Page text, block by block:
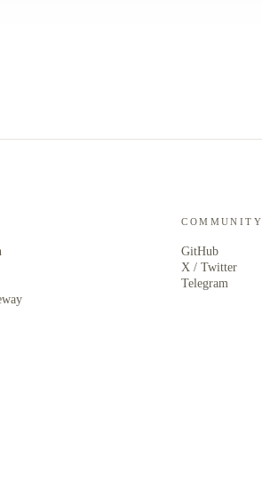
COMMUNITY
GitHub
X / Twitter
Telegram